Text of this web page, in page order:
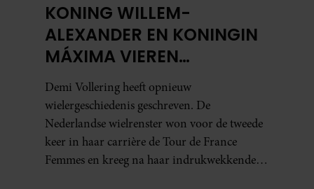
KONING WILLEM-
ALEXANDER EN KONINGIN
MÁXIMA VIEREN
HISTORISCHE ZEGE DEMI
VOLLERING OP TOUR DE
FRANCE FEMMES
Demi Vollering heeft opnieuw
wielergeschiedenis geschreven. De
Nederlandse wielrenster won voor de tweede
keer in haar carrière de Tour de France
Femmes en kreeg na haar indrukwekkende